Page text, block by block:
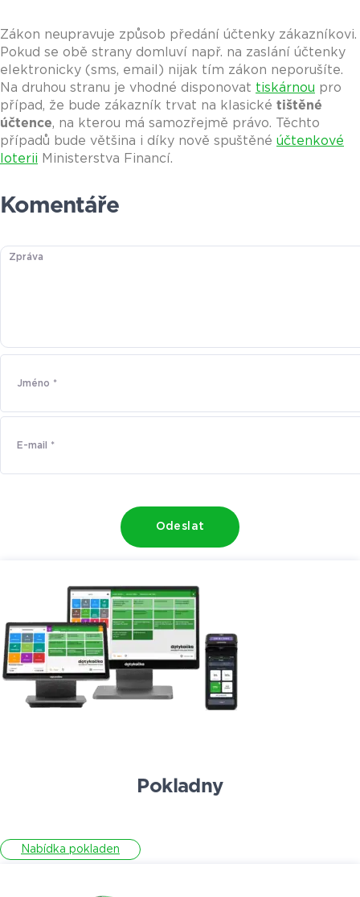
Zákon neupravuje způsob předání účtenky zákazníkovi.
Pokud se obě strany domluví např. na zaslání účtenky
elektronicky (sms, email) nijak tím zákon neporušíte.
Na druhou stranu je vhodné disponovat tiskárnou pro
případ, že bude zákazník trvat na klasické tištěné
účtence, na kterou má samozřejmě právo. Těchto
případů bude většina i díky nově spuštěné účtenkové
loterii Ministerstva Financí.
Komentáře
Odeslat
Pokladny
Nabídka pokladen